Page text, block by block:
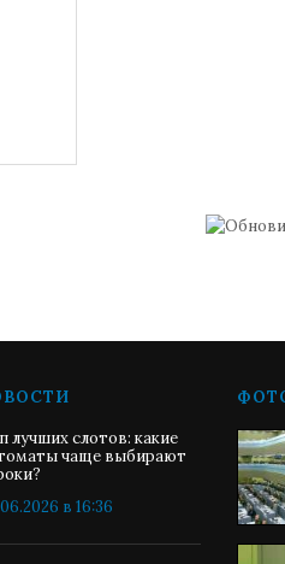
лучших слотов: какие
чаще выбирают
в 16:36